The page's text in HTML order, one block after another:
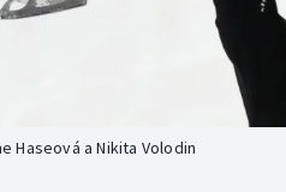
Gymnastika
Haseová a Nikita Volodin